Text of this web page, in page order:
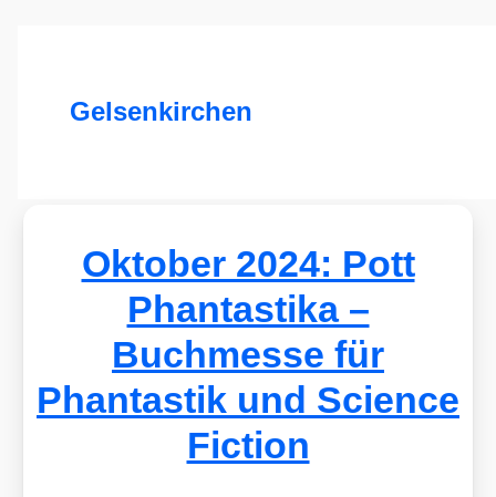
Gelsenkirchen
Oktober 2024: Pott
Phantastika –
Buchmesse für
Phantastik und Science
Fiction